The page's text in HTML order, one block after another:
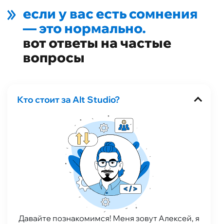
если у вас есть сомнения
— это нормально.
вот ответы на частые
вопросы
Кто стоит за Alt Studio?
Давайте познакомимся! Меня зовут Алексей, я